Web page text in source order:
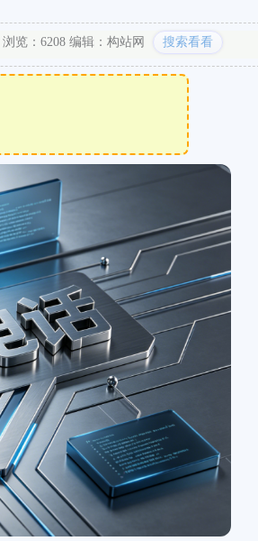
浏览：6208 编辑：构站网 搜索看看